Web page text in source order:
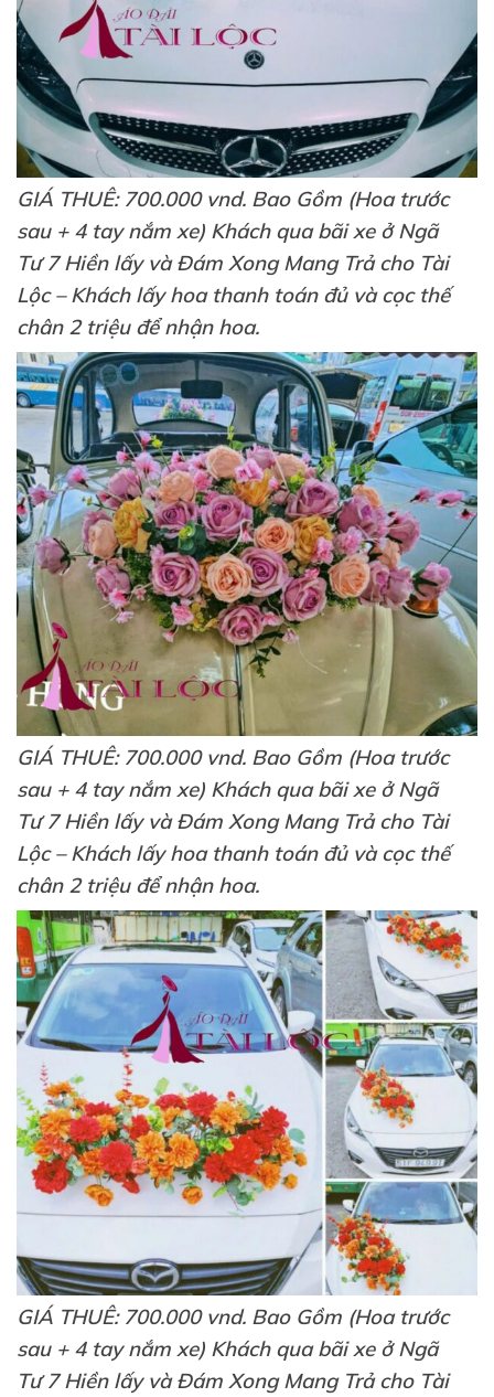
GIÁ THUÊ: 700.000 vnd. Bao Gồm (Hoa trước
sau + 4 tay nắm xe) Khách qua bãi xe ở Ngã
Tư 7 Hiền lấy và Đám Xong Mang Trả cho Tài
Lộc – Khách lấy hoa thanh toán đủ và cọc thế
chân 2 triệu để nhận hoa.
GIÁ THUÊ: 700.000 vnd. Bao Gồm (Hoa trước
sau + 4 tay nắm xe) Khách qua bãi xe ở Ngã
Tư 7 Hiền lấy và Đám Xong Mang Trả cho Tài
Lộc – Khách lấy hoa thanh toán đủ và cọc thế
chân 2 triệu để nhận hoa.
GIÁ THUÊ: 700.000 vnd. Bao Gồm (Hoa trước
sau + 4 tay nắm xe) Khách qua bãi xe ở Ngã
Tư 7 Hiền lấy và Đám Xong Mang Trả cho Tài